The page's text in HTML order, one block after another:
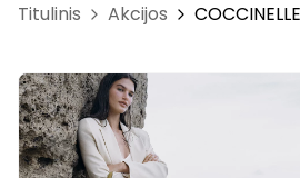
Titulinis Akcijos